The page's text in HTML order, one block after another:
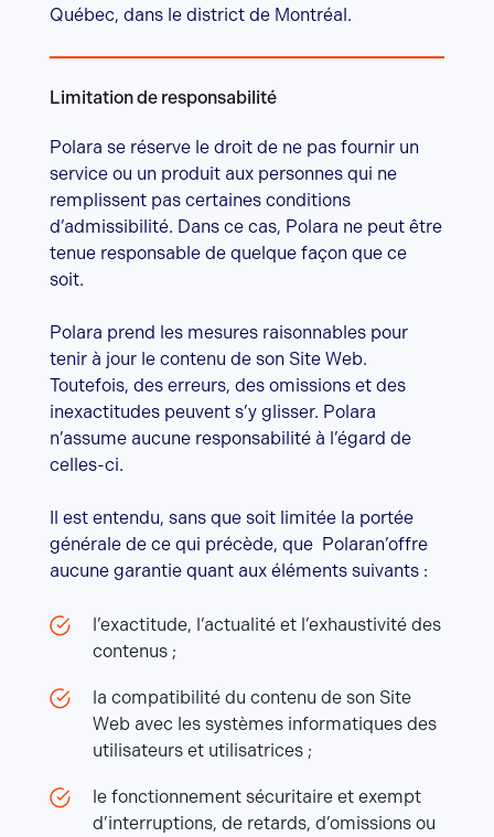
Québec, dans le district de Montréal.
Limitation de responsabilité
Polara se réserve le droit de ne pas fournir un
service ou un produit aux personnes qui ne
remplissent pas certaines conditions
d’admissibilité. Dans ce cas, Polara ne peut être
tenue responsable de quelque façon que ce
soit.
Polara prend les mesures raisonnables pour
tenir à jour le contenu de son Site Web.
Toutefois, des erreurs, des omissions et des
inexactitudes peuvent s’y glisser. Polara
n’assume aucune responsabilité à l’égard de
celles-ci.
Il est entendu, sans que soit limitée la portée
générale de ce qui précède, que Polaran’offre
aucune garantie quant aux éléments suivants :
l’exactitude, l’actualité et l’exhaustivité des
contenus ;
la compatibilité du contenu de son Site
Web avec les systèmes informatiques des
utilisateurs et utilisatrices ;
le fonctionnement sécuritaire et exempt
d’interruptions, de retards, d’omissions ou